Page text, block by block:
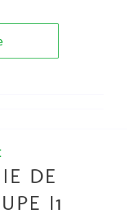
DE
I1